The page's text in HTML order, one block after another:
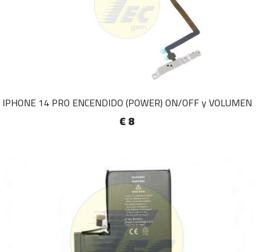
IPHONE 14 PRO ENCENDIDO (POWER) ON/OFF y VOLUMEN
€ 8